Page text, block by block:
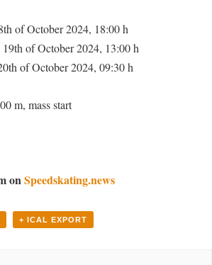
of October 2024, 18:00 h
of October 2024, 13:00 h
of October 2024, 09:30 h
m, mass start
onSpeedskating.news
+ ICAL EXPORT